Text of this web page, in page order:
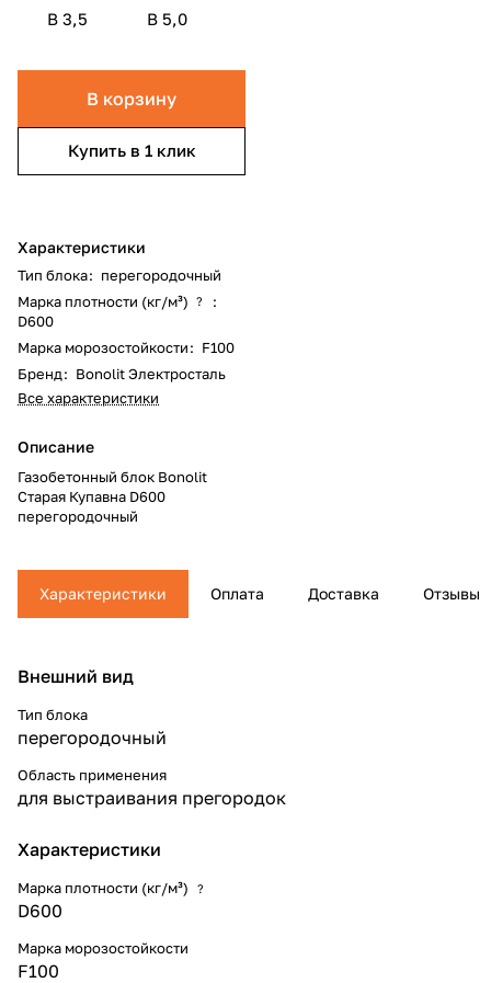
B 3,5 B 5,0
В корзину
Купить в 1 клик
Характеристики
Тип блока: перегородочный
Марка плотности (кг/м³)
?
:
D600
Марка морозостойкости: F100
Бренд: Bonolit Электросталь
Все характеристики
Описание
Газобетонный блок Bonolit
Старая Купавна D600
перегородочный
Характеристики Оплата Доставка Отзывы
Внешний вид
Тип блока
перегородочный
Область применения
для выстраивания прегородок
Характеристики
Марка плотности (кг/м³) ?
D600
Марка морозостойкости
F100